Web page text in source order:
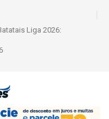
Ouro e entidade define